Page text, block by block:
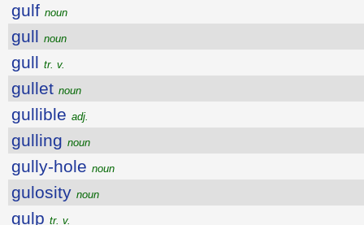
gulf noun
gull noun
gull tr. v.
gullet noun
gullible adj.
gulling noun
gully-hole noun
gulosity noun
gulp tr. v.